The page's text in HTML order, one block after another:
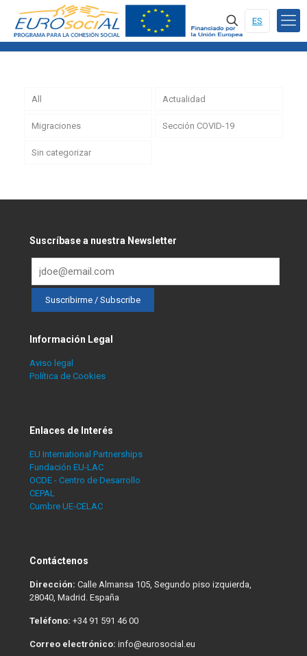
ES
All Actualidad
Migraciones Sección COVID-19
Sin categorizar
Suscríbase a nuestra Newsletter
Información Legal
Aviso legal
Política de Cookies
Enlaces de Interés
EU International Partnerships
Fundación EU-LAC
OCDE - Centro de Desarrollo
CEPAL
Cumbre UE-CELAC
Contáctenos
Dirección: Calle Almansa 105, Segundo piso izquierda,
28040, Madrid. España
Teléfono: +34 91 591 46 00
Correo electrónico: info@eurosocial.eu